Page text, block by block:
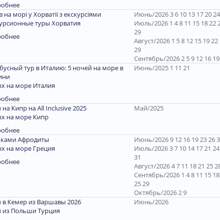
на морі у Хорватії з екскурсіями
туры Хорватия
Июнь/2026 3 6 10 13 17 20
Июль/2026 1 4 8 11 15 18 22
29
Август/2026 1 5 8 12 15 19 22
29
Сентябрь/2026 2 5 9 12 16
тур в Италию: 5 ночей на море в
на море Италия
Июнь/2025 1 11 21
Кипр на All Inclusive 2025
на море Кипр
Май/2025
Афродиты
на море Греция
Июнь/2026 9 12 16 19 23 26
Июль/2026 3 7 10 14 17 21
31
Август/2026 4 7 11 18 21 25
Сентябрь/2026 1 4 8 11 15
25 29
Октябрь/2026 2 9
в Кемер из Варшавы 2026
из Польши Турция
Июнь/2026